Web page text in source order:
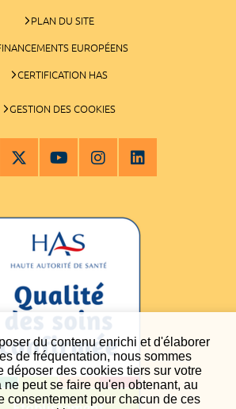
du contenu enrichi et d'élaborer
de fréquentation, nous sommes
déposer des cookies tiers sur votre
ne peut se faire qu'en obtenant, au
consentement pour chacun de ces
PLAN DU SITE
EUROPÉENS
CERTIFICATION HAS
GESTION DES COOKIES